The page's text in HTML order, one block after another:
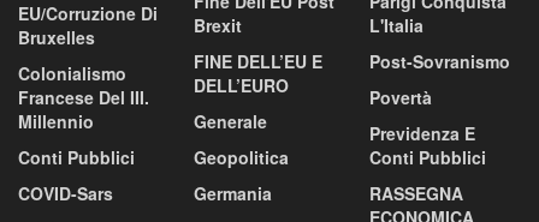
EU/corruzione Di
Bruxelles
Colonialismo
Francese Del III.
Millennio
Conti Pubblici
COVID-Sars
Brexit
FINE DELL’EU E
DELL’EURO
Generale
Geopolitica
Germania
L'Italia
Post-Sovranismo
Povertà
Previdenza E
Conti Pubblici
RASSEGNA
ECONOMICA